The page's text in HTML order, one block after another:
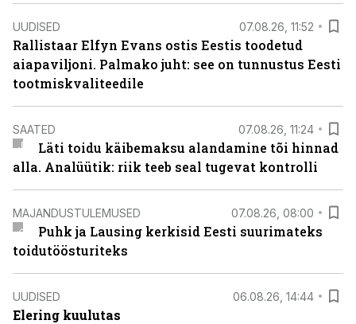
UUDISED 07.08.26, 11:52
Rallistaar Elfyn Evans ostis Eestis toodetud
aiapaviljoni. Palmako juht: see on tunnustus Eesti
tootmiskvaliteedile
SAATED 07.08.26, 11:24
Läti toidu käibemaksu alandamine tõi hinnad
alla. Analüütik: riik teeb seal tugevat kontrolli
MAJANDUSTULEMUSED 07.08.26, 08:00
Puhk ja Lausing kerkisid Eesti suurimateks
toidutöösturiteks
UUDISED 06.08.26, 14:44
Elering kuulutas